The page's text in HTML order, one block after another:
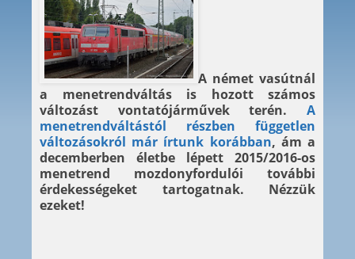
A német vasútnál
a menetrendváltás is hozott számos
változást vontatójárművek terén. A
menetrendváltástól részben független
változásokról már írtunk korábban, ám a
decemberben életbe lépett 2015/2016-os
menetrend mozdonyfordulói további
érdekességeket tartogatnak. Nézzük
ezeket!